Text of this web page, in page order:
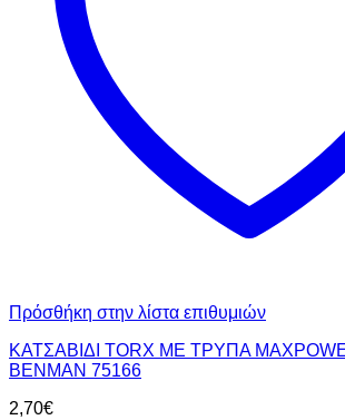
Πρόσθήκη στην λίστα επιθυμιών
ΚΑΤΣΑΒΙΔΙ TORX ΜΕ ΤΡΥΠΑ
BENMAN 75166
2,70€